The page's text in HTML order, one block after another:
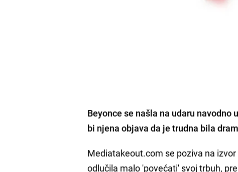
Beyonce se našla na udaru
bi njena objava da je trudna bila
Mediatakeout.com se poziva na
odlučila malo 'povećati' svoj trbuh,